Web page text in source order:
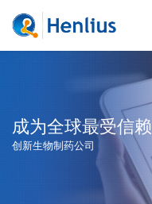
成为全球最受信
创新生物制药公司